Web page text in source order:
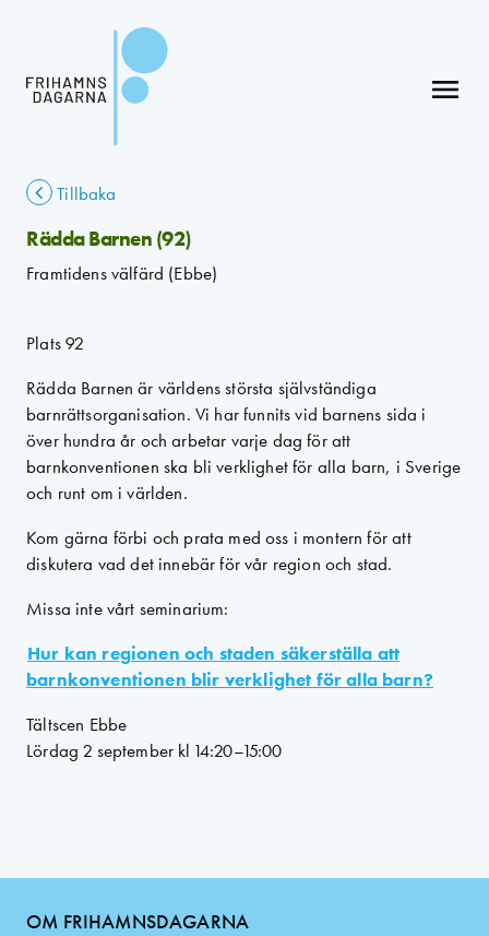
menu
Tillbaka
Rädda Barnen (92)
Framtidens välfärd (Ebbe)
Plats 92
Rädda Barnen är världens största självständiga
barnrättsorganisation. Vi har funnits vid barnens sida i
över hundra år och arbetar varje dag för att
barnkonventionen ska bli verklighet för alla barn, i Sverige
och runt om i världen.
Kom gärna förbi och prata med oss i montern för att
diskutera vad det innebär för vår region och stad.
Missa inte vårt seminarium:
Hur kan regionen och staden säkerställa att
barnkonventionen blir verklighet för alla barn?
Tältscen Ebbe
Lördag 2 september kl 14:20–15:00
OM FRIHAMNSDAGARNA